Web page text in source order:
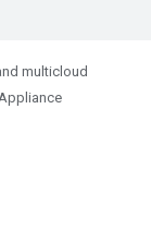
multicloud